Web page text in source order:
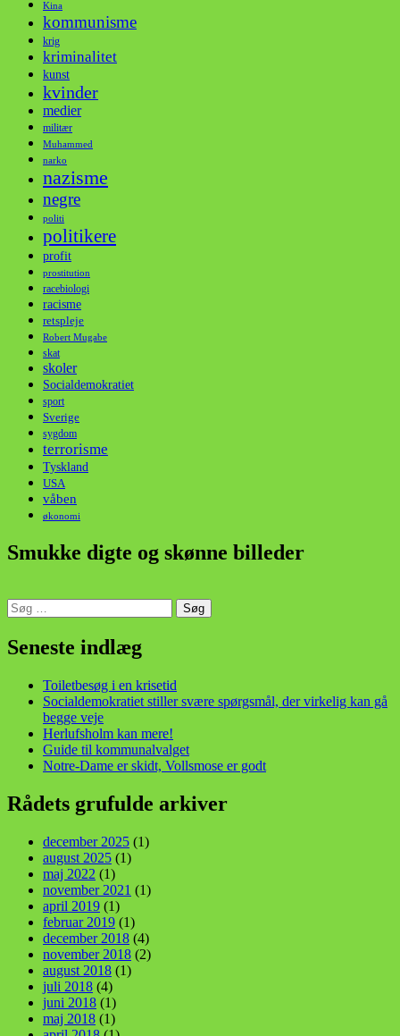
Kina
kommunisme
krig
kriminalitet
kunst
kvinder
medier
militær
Muhammed
narko
nazisme
negre
politi
politikere
profit
prostitution
racebiologi
racisme
retspleje
Robert Mugabe
skat
skoler
Socialdemokratiet
sport
Sverige
sygdom
terrorisme
Tyskland
USA
våben
økonomi
Smukke digte og skønne billeder
Søg
efter:
Seneste indlæg
Toiletbesøg i en krisetid
Socialdemokratiet stiller svære spørgsmål, der virkelig kan gå
begge veje
Herlufsholm kan mere!
Guide til kommunalvalget
Notre-Dame er skidt, Vollsmose er godt
Rådets grufulde arkiver
december 2025 (1)
august 2025 (1)
maj 2022 (1)
november 2021 (1)
april 2019 (1)
februar 2019 (1)
december 2018 (4)
november 2018 (2)
august 2018 (1)
juli 2018 (4)
juni 2018 (1)
maj 2018 (1)